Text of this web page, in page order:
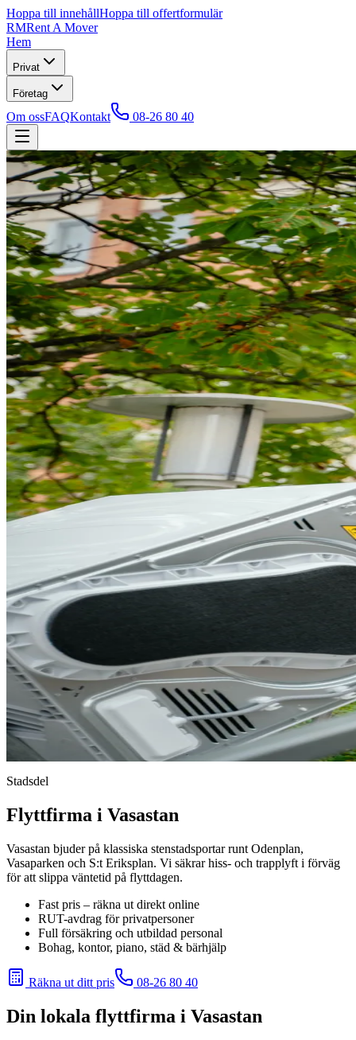
Hoppa till innehållHoppa till offertformulär
RMRent A Mover
Hem
Privat
Företag
Om ossFAQKontakt 08-26 80 40
Stadsdel
Flyttfirma i Vasastan
Vasastan bjuder på klassiska stenstadsportar runt Odenplan,
Vasaparken och S:t Eriksplan. Vi säkrar hiss- och trapplyft i förväg
för att slippa väntetid på flyttdagen.
Fast pris – räkna ut direkt online
RUT-avdrag för privatpersoner
Full försäkring och utbildad personal
Bohag, kontor, piano, städ & bärhjälp
Räkna ut ditt pris 08-26 80 40
Din lokala flyttfirma i Vasastan